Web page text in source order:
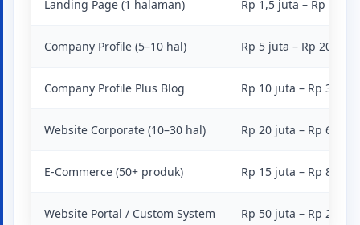
Landing Page (1 halaman) Rp 1,5 juta – Rp 7 juta
Company Profile (5–10 hal) Rp 5 juta – Rp 20 juta
Company Profile Plus Blog Rp 10 juta – Rp 30
Website Corporate (10–30 hal) Rp 20 juta – Rp 60
E-Commerce (50+ produk) Rp 15 juta – Rp 80
Website Portal / Custom System Rp 50 juta – Rp 200